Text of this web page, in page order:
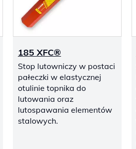
185 XFC®
Stop lutowniczy w postaci
pałeczki w elastycznej
otulinie topnika do
lutowania oraz
lutospawania elementów
stalowych.